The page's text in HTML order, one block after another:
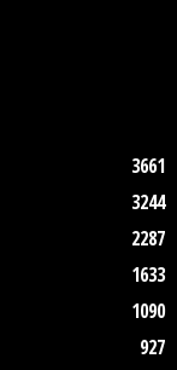
3661
3244
2287
1633
1090
927